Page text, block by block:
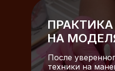
ПРАКТИКА
НА
После
техники на